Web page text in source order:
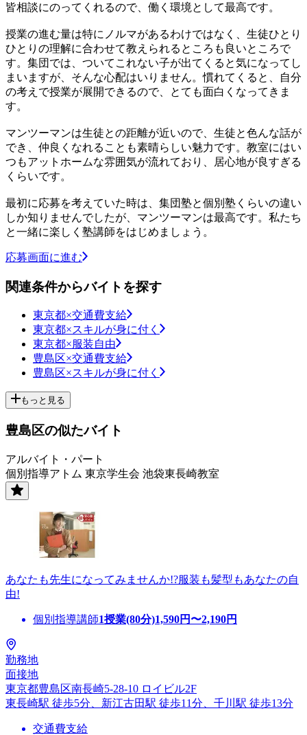
皆相談にのってくれるので、働く環境として最高です。
授業の進む量は特にノルマがあるわけではなく、生徒ひとり
ひとりの理解に合わせて教えられるところも良いところで
す。集団では、ついてこれない子が出てくると気になってし
まいますが、そんな心配はいりません。慣れてくると、自分
の考えで授業が展開できるので、とても面白くなってきま
す。
マンツーマンは生徒との距離が近いので、生徒と色んな話が
でき、仲良くなれることも素晴らしい魅力です。教室にはい
つもアットホームな雰囲気が流れており、居心地が良すぎる
くらいです。
最初に応募を考えていた時は、集団塾と個別塾くらいの違い
しか知りませんでしたが、マンツーマンは最高です。私たち
と一緒に楽しく塾講師をはじめましょう。
応募画面に進む
関連条件からバイトを探す
東京都×交通費支給
東京都×スキルが身に付く
東京都×服装自由
豊島区×交通費支給
豊島区×スキルが身に付く
もっと見る
豊島区の似たバイト
アルバイト・パート
個別指導アトム 東京学生会 池袋東長崎教室
あなたも先生になってみませんか!?服装も髪型もあなたの自
由!
個別指導講師1授業(80分)1,590円〜2,190円
勤務地
面接地
東京都豊島区南長崎5-28-10 ロイビル2F
東長崎駅 徒歩5分、新江古田駅 徒歩11分、千川駅 徒歩13分
交通費支給